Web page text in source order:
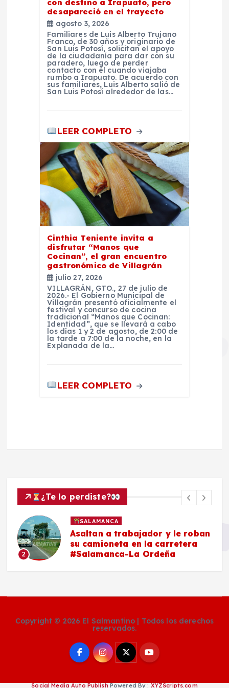
con destino a Irapuato, pero
desapareció en el trayecto
agosto 3, 2026
Familiares de Luis Alberto Trujano
Franco, de 30 años y originario de
San Luis Potosí, solicitan el apoyo
de la ciudadanía para dar con su
paradero, luego de perder
contacto con él cuando viajaba
rumbo a Irapuato. De acuerdo con
sus familiares, Luis Alberto salió de
San Luis Potosí alrededor de las…
LEER COMPLETO
Cinthia Teniente invita a
disfrutar “Manos que
Cocinan”, el gran encuentro
gastronómico de Villagrán
julio 27, 2026
VILLAGRÁN, GTO., 27 de julio de
2026.- El Gobierno Municipal de
Villagrán presentó oficialmente el
festival y concurso de cocina
tradicional “Manos que Cocinan:
Identidad”, que se llevará a cabo
los días 1 y 2 de agosto, de 2:00 de
la tarde a 7:00 de la noche, en la
Explanada de la…
LEER COMPLETO
¿Te lo perdiste?
2
SALAMANCA
Asaltan a trabajador y le roban
su camioneta en la carretera
#Salamanca-La Ordeña
Copyright © 2026 El Salmantino | Todos los derechos
reservados.
Social Media Auto Publish Powered By : XYZScripts.com